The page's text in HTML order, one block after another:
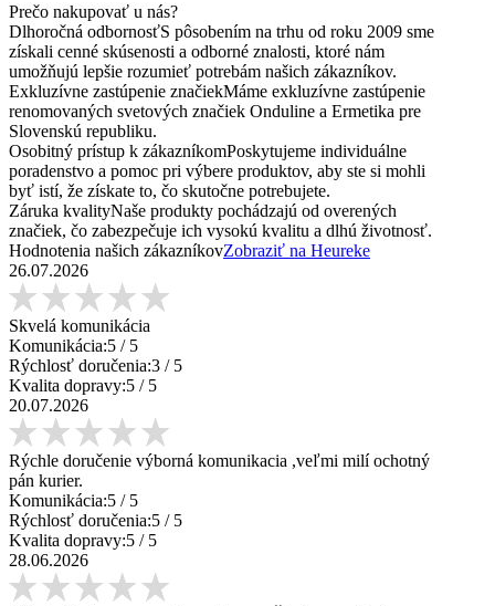
Prečo nakupovať u nás?
Dlhoročná odbornosťS pôsobením na trhu od roku 2009 sme
získali cenné skúsenosti a odborné znalosti, ktoré nám
umožňujú lepšie rozumieť potrebám našich zákazníkov.
Exkluzívne zastúpenie značiekMáme exkluzívne zastúpenie
renomovaných svetových značiek Onduline a Ermetika pre
Slovenskú republiku.
Osobitný prístup k zákazníkomPoskytujeme individuálne
poradenstvo a pomoc pri výbere produktov, aby ste si mohli
byť istí, že získate to, čo skutočne potrebujete.
Záruka kvalityNaše produkty pochádzajú od overených
značiek, čo zabezpečuje ich vysokú kvalitu a dlhú životnosť.
Hodnotenia našich zákazníkovZobraziť na Heureke
26.07.2026
Skvelá komunikácia
Komunikácia:5 / 5
Rýchlosť doručenia:3 / 5
Kvalita dopravy:5 / 5
20.07.2026
Rýchle doručenie výborná komunikacia ,veľmi milí ochotný
pán kurier.
Komunikácia:5 / 5
Rýchlosť doručenia:5 / 5
Kvalita dopravy:5 / 5
28.06.2026